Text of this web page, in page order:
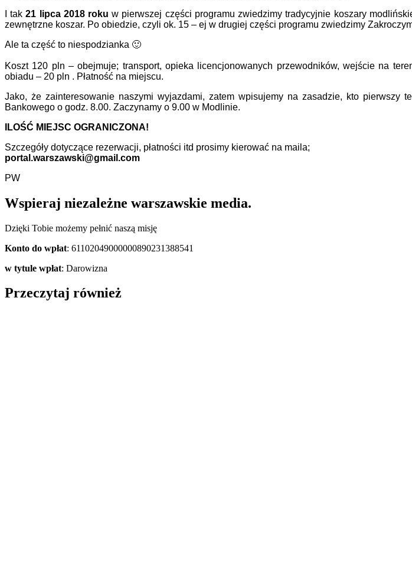
I tak21 lipca 2018 roku w pierwszej części programu zwiedzimy tradycyjnie koszary
zewnętrzne koszar. Po obiedzie, czyli ok. 15 – ej w drugiej części programu zwiedzimy
Ale ta część to niespodzianka 🙂
Koszt 120 pln – obejmuje; transport, opieka licencjonowanych przewodników, wejście na
obiadu – 20 pln . Płatność na miejscu.
Jako, że zainteresowanie naszymi wyjazdami, zatem wpisujemy na zasadzie, kto pierwszy
Bankowego o godz. 8.00. Zaczynamy o 9.00 w Modlinie.
ILOŚĆ MIEJSC OGRANICZONA!
Szczegóły dotyczące rezerwacji, płatności itd prosimy kierować na maila;
portal.warszawski@gmail.com
PW
Wspieraj niezależne warszawskie media.
Dzięki Tobie możemy pełnić naszą misję
Konto do wpłat: 61102049000000890231388541
w tytule wpłat: Darowizna
Przeczytaj również